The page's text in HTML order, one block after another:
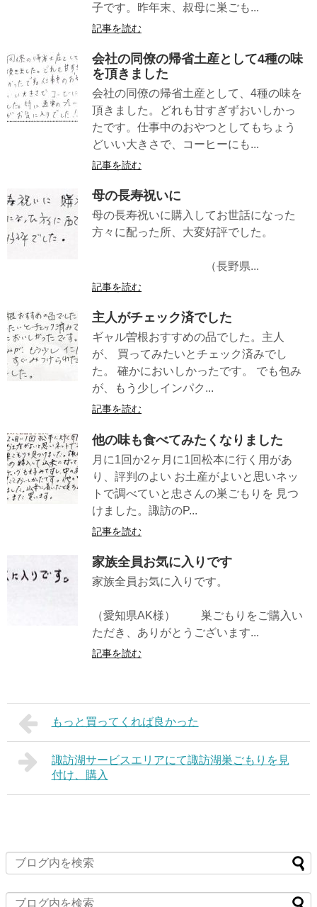
子です。昨年末、叔母に巣ごも...
記事を読む
会社の同僚の帰省土産として4種の味
を頂きました
会社の同僚の帰省土産として、4種の味を
頂きました。どれも甘すぎずおいしかっ
たです。仕事中のおやつとしてもちょう
どいい大きさで、コーヒーにも...
記事を読む
母の長寿祝いに
母の長寿祝いに購入してお世話になった
方々に配った所、大変好評でした。
（長野県...
記事を読む
主人がチェック済でした
ギャル曽根おすすめの品でした。主人
が、 買ってみたいとチェック済みでし
た。 確かにおいしかったです。 でも包み
が、もう少しインパク...
記事を読む
他の味も食べてみたくなりました
月に1回か2ヶ月に1回松本に行く用があ
り、評判のよい お土産がよいと思いネッ
トで調べていと忠さんの巣ごもりを 見つ
けました。諏訪のP...
記事を読む
家族全員お気に入りです
家族全員お気に入りです。
（愛知県AK様） 巣ごもりをご購入い
ただき、ありがとうございます...
記事を読む
もっと買ってくれば良かった
諏訪湖サービスエリアにて諏訪湖巣ごもりを見
付け、購入